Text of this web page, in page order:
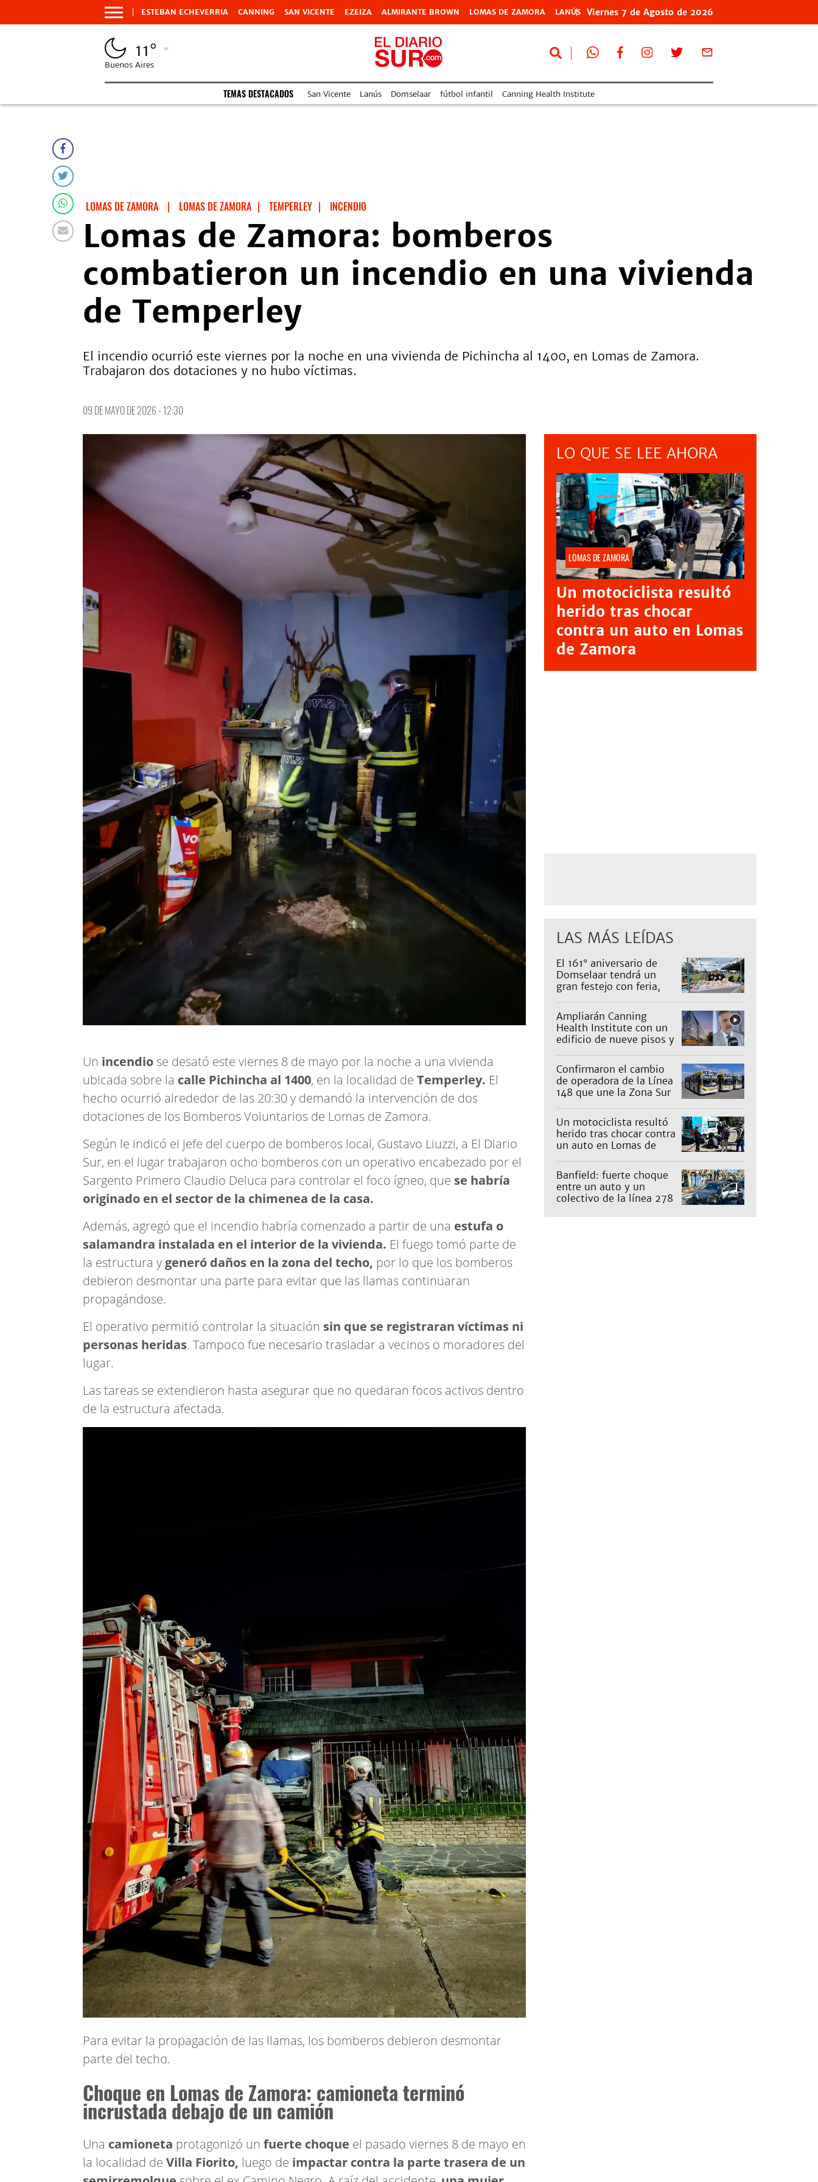
ESTEBAN ECHEVERRIA CANNING SAN VICENTE EZEIZA ALMIRANTE BROWN LOMAS DE ZAMORA LANÚS Viernes 7 de Agosto de 2026
11°
Buenos Aires
TEMAS DESTACADOS San Vicente Lanús Domselaar fútbol infantil Canning Health Institute
LOMAS DE ZAMORA | LOMAS DE ZAMORA | TEMPERLEY | INCENDIO
Lomas de Zamora: bomberos
combatieron un incendio en una vivienda
de Temperley
El incendio ocurrió este viernes por la noche en una vivienda de Pichincha al 1400, en Lomas de Zamora.
Trabajaron dos dotaciones y no hubo víctimas.
09 DE MAYO DE 2026 - 12:30
Un incendio se desató este viernes 8 de mayo por la noche a una vivienda
ubicada sobre la calle Pichincha al 1400, en la localidad de Temperley. El
hecho ocurrió alrededor de las 20:30 y demandó la intervención de dos
dotaciones de los Bomberos Voluntarios de Lomas de Zamora.
Según le indicó el jefe del cuerpo de bomberos local, Gustavo Liuzzi, a El Diario
Sur, en el lugar trabajaron ocho bomberos con un operativo encabezado por el
Sargento Primero Claudio Deluca para controlar el foco ígneo, que se habría
originado en el sector de la chimenea de la casa.
Además, agregó que el incendio habría comenzado a partir de una estufa o
salamandra instalada en el interior de la vivienda. El fuego tomó parte de
la estructura y generó daños en la zona del techo, por lo que los bomberos
debieron desmontar una parte para evitar que las llamas continuaran
propagándose.
El operativo permitió controlar la situación sin que se registraran víctimas ni
personas heridas. Tampoco fue necesario trasladar a vecinos o moradores del
lugar.
Las tareas se extendieron hasta asegurar que no quedaran focos activos dentro
de la estructura afectada.
Para evitar la propagación de las llamas, los bomberos debieron desmontar
parte del techo.
Choque en Lomas de Zamora: camioneta terminó
incrustada debajo de un camión
Una camioneta protagonizó un fuerte choque el pasado viernes 8 de mayo en
la localidad de Villa Fiorito, luego de impactar contra la parte trasera de un
LO QUE SE LEE AHORA
LOMAS DE ZAMORA
Un motociclista resultó
herido tras chocar
contra un auto en Lomas
de Zamora
LAS MÁS LEÍDAS
El 161° aniversario de
Domselaar tendrá un
gran festejo con feria,
propuestas para niños
Ampliarán Canning
Health Institute con un
edificio de nueve pisos y
millones
Confirmaron el cambio
de operadora de la Línea
148 que une la Zona Sur
los recorridos
Un motociclista resultó
herido tras chocar contra
un auto en Lomas de
Banfield: fuerte choque
entre un auto y un
colectivo de la línea 278